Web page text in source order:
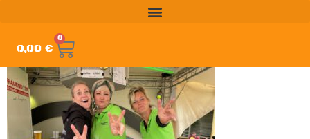
0,00 €
0